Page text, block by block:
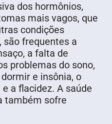
dos hormônios,
mais vagos, que
condições
são frequentes a
a falta de
problemas do sono,
e insônia, o
a flacidez. A saúde
também sofre